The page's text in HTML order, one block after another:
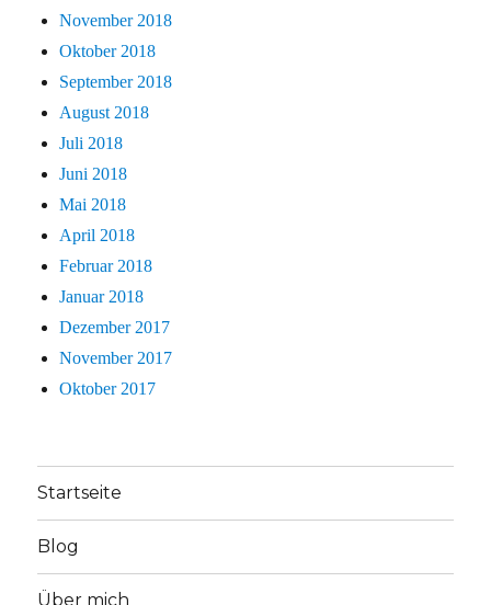
November 2018
Oktober 2018
September 2018
August 2018
Juli 2018
Juni 2018
Mai 2018
April 2018
Februar 2018
Januar 2018
Dezember 2017
November 2017
Oktober 2017
Startseite
Blog
Über mich